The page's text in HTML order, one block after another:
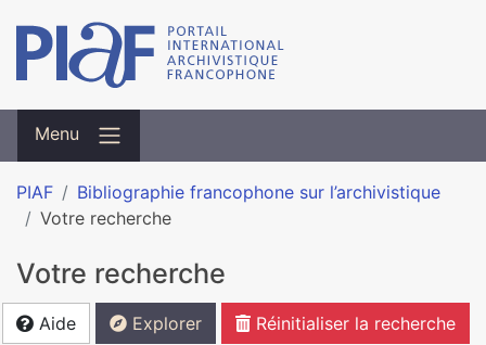
Menu
PIAF
Bibliographie francophone sur l’archivistique
Votre recherche
Votre recherche
Aide Explorer Réinitialiser la recherche